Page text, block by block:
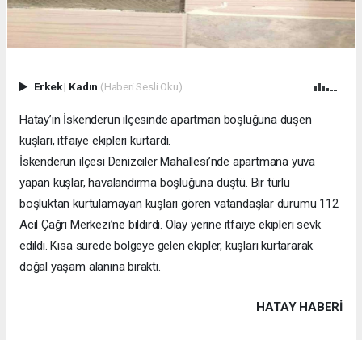
Erkek| Kadın (Haberi Sesli Oku)
Hatay’ın İskenderun ilçesinde apartman boşluğuna düşen
kuşları, itfaiye ekipleri kurtardı.
İskenderun ilçesi Denizciler Mahallesi’nde apartmana yuva
yapan kuşlar, havalandırma boşluğuna düştü. Bir türlü
boşluktan kurtulamayan kuşları gören vatandaşlar durumu 112
Acil Çağrı Merkezi’ne bildirdi. Olay yerine itfaiye ekipleri sevk
edildi. Kısa sürede bölgeye gelen ekipler, kuşları kurtararak
doğal yaşam alanına bıraktı.
HATAY HABERİ